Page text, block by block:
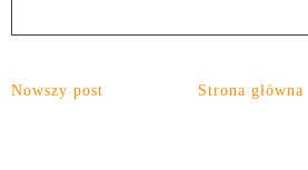
Nowszy post Strona główna